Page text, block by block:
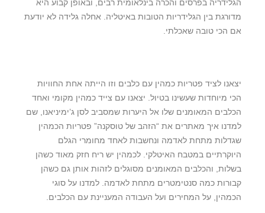
הגלידריה בפרסים והכרה בינלאומית רבים, ובאופן קבוע היא
מדורגת בין הגלידריות הטובות באיטליה. אחלה גלידה לא יודעת
אם הכי טובה שאכלתי.
יצאנו לציד פטריות כמהין עם כלבים וזו הייתה אחת החוויות
הכי מיוחדות שעשינו בטיול. יצאנו עם צייד כמהין מקומי ואחד
הכלבים המאומנים שלו אל היערות שמסביב לסן ג’ימיניאנו, שם
למדנו איך מאתרים את “הזהב של טוסקנה” פטריות הכמהין
שגדלות מתחת לאדמה ונחשבות לאחד מחומרי הגלם
היוקרתיים במטבח האיטלקי. לכמהין יש ריח חזק מאוד כשהן
בשלות, והכלבים המאומנים מסוגלים לזהות אותן גם כשהן
קבורות כמה סנטימטרים מתחת לאדמה. למדנו על סוגי
הכמהין, על המחירים ועל העבודה המעניינת עם הכלבים.